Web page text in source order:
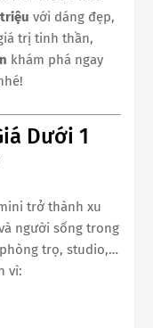
với dáng đẹp,
trị tinh thần,
khám phá ngay
Dưới 1
trở thành xu
người sống trong
trọ, studio,…
vì: